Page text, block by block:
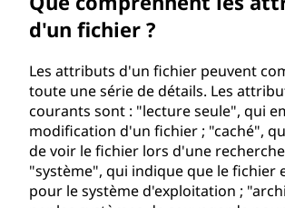
d'un fichier ?
Les attributs d'un fichier peuvent
toute une série de détails. Les
courants sont : "lecture seule", qui
modification d'un fichier ; "caché",
de voir le fichier lors d'une
"système", qui indique que le fichier
pour le système d'exploitation ;